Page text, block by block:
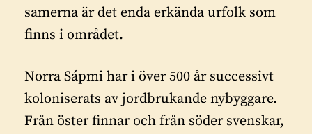
samerna är det enda erkända urfolk som
finns i området.
Norra Sápmi har i över 500 år successivt
koloniserats av jordbrukande nybyggare.
Från öster finnar och från söder svenskar,